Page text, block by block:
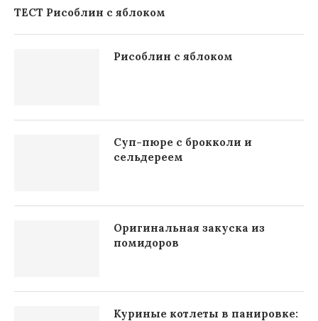
ТЕСТ Рисоблин с яблоком
Рисоблин с яблоком
Суп-пюре с брокколи и
сельдереем
Оригинальная закуска из
помидоров
Куриные котлеты в панировке: